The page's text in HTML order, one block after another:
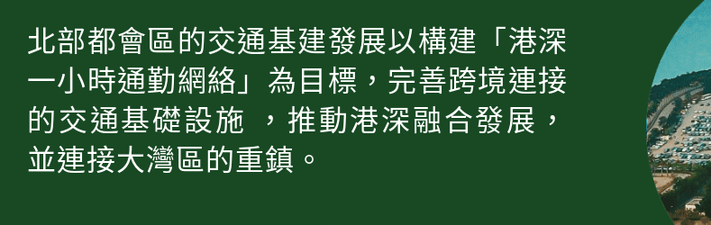
北部都會區的交通基建發展以構建「港深
一小時通勤網絡」為目標，完善跨境連接
的交通基礎設施 ，推動港深融合發展，
並連接大灣區的重鎮。